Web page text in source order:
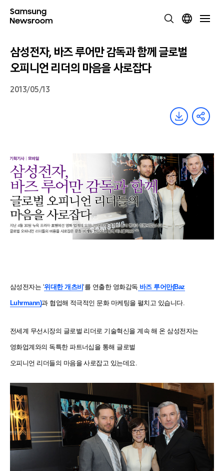
삼성전자, 바즈 루어만 감독과 함께 글로벌
오피니언 리더의 마음을 사로잡다
2013/05/13
삼성전자는 ‘위대한 개츠비‘를 연출한 영화감독 바즈 루어만(Baz
Luhrmann)과 협업해 적극적인 문화 마케팅을 펼치고 있습니다.
전세계 무선시장의 글로벌 리더로 기술혁신을 계속 해 온 삼성전자는
영화업계와의 독특한 파트너십을 통해 글로벌
오피니언 리더들의 마음을 사로잡고 있는데요.